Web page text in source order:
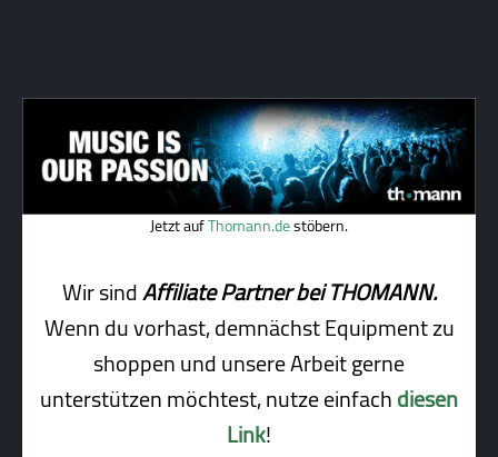
Jetzt aufThomann.destöbern.
Wir sindAffiliate Partner bei THOMANN.
Wenn du vorhast, demnächst Equipment zu
shoppen und unsere Arbeit gerne
unterstützen möchtest, nutze einfachdiesen
Link!